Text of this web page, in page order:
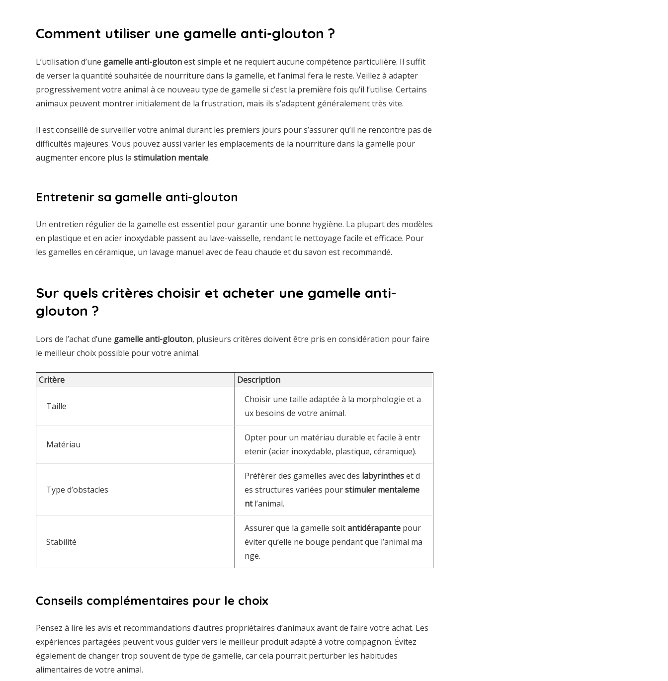
Comment utiliser une gamelle anti-glouton ?
L’utilisation d’une gamelle anti-gloutonest simple et ne requiert aucune compétence particulière. Il suffit
de verser la quantité souhaitée de nourriture dans la gamelle, et l’animal fera le reste. Veillez à adapter
progressivement votre animal à ce nouveau type de gamelle si c’est la première fois qu’il l’utilise. Certains
animaux peuvent montrer initialement de la frustration, mais ils s’adaptent généralement très vite.
Il est conseillé de surveiller votre animal durant les premiers jours pour s’assurer qu’il ne rencontre pas de
difficultés majeures. Vous pouvez aussi varier les emplacements de la nourriture dans la gamelle pour
augmenter encore plus la stimulation mentale.
Entretenir sa gamelle anti-glouton
Un entretien régulier de la gamelle est essentiel pour garantir une bonne hygiène. La plupart des modèles
en plastique et en acier inoxydable passent au lave-vaisselle, rendant le nettoyage facile et efficace. Pour
les gamelles en céramique, un lavage manuel avec de l’eau chaude et du savon est recommandé.
Sur quels critères choisir et acheter une gamelle anti-
glouton ?
Lors de l’achat d’une gamelle anti-glouton, plusieurs critères doivent être pris en considération pour faire
le meilleur choix possible pour votre animal.
Critère Description
Taille
Choisir une taille adaptée à la morphologie et a
ux besoins de votre animal.
Matériau
Opter pour un matériau durable et facile à entr
etenir (acier inoxydable, plastique, céramique).
Type d’obstacles
Préférer des gamelles avec des labyrintheset d
es structures variées pourstimuler mentaleme
ntl’animal.
Stabilité
Assurer que la gamelle soitantidérapante pour
éviter qu’elle ne bouge pendant que l’animal ma
nge.
Conseils complémentaires pour le choix
Pensez à lire les avis et recommandations d’autres propriétaires d’animaux avant de faire votre achat. Les
expériences partagées peuvent vous guider vers le meilleur produit adapté à votre compagnon. Évitez
également de changer trop souvent de type de gamelle, car cela pourrait perturber les habitudes
alimentaires de votre animal.